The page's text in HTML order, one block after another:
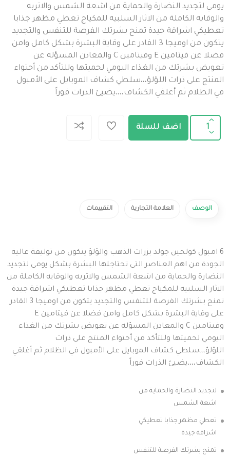
يومي لتجديد النضارة والحماية من اشعة الشمس والاتربه
والوقايه الكاملة من الاثار السلبيه للمكياج تعطي مظهر جذابا
تعطيكي اشراقة جيدة تمنح بشرتك الفرصة للتنفس والتجديد
يتكون من اوميجا 3 القادر على وقاية البشرة بشكل كامل وامن
فضلا عن فيتامين E وفيتامين C والمعادن المسؤله عن
تعويض بشرتك من الغذاء اليومي لحميتها وللتأكد من أحتواء
المنتج على ذرات اللؤلؤ،،،سلطي كشاف الموبايل على الأمبول
في الظلام ثم أغلقي الكشاف،،،،يضيئ الذرات فوراً
1 اضف للسلة
الوصف العلامة التجارية التقييمات
6 امبول كولجين جولد بزرات الذهب والؤلؤ يتكون من توليفة عالية
الجودة من اهم العناصر التى تحتاجلها البشرة بشكل يومي لتجديد
النضارة والحماية من اشعة الشمس والاتربه والوقايه الكاملة من
الاثار السلبيه للمكياج تعطي مظهر جذابا تعطيكي اشراقة جيدة
تمنح بشرتك الفرصة للتنفس والتجديد يتكون من اوميجا 3 القادر
على وقاية البشرة بشكل كامل وامن فضلا عن فيتامين E
وفيتامين C والمعادن المسؤله عن تعويض بشرتك من الغذاء
اليومي لحميتها وللتأكد من أحتواء المنتج على ذرات
اللؤلؤ،،،سلطي كشاف الموبايل على الأمبول في الظلام ثم أغلقي
الكشاف،،،،يضيئ الذرات فوراً
لتجديد النضارة والحماية من
اشعة الشمس
تعطي مظهر جذابا تعطيكي
اشراقة جيدة
تمنح بشرتك الفرصة للتنفس